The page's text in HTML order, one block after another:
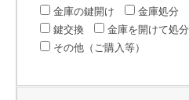
金庫の鍵開け 金庫処分
鍵交換
金庫を開けて処分
その他（ご購入等）